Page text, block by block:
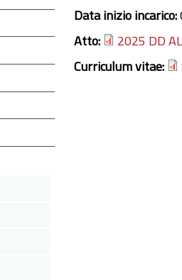
Data inizio incarico:
Atto:
2025 DD
Curriculum vitae: